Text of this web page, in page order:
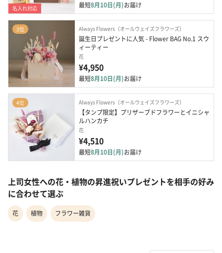
名入れ対応 最短8月10日(月)お届け
3位 Always Flowers（オールウェイズフラワーズ）
誕生日プレゼントに人気 - Flower BAG No.1 スウ
ィーティー
花
¥4,950
最短8月10日(月)お届け
4位 Always Flowers（オールウェイズフラワーズ）
【タンプ限定】プリザーブドフラワーとイニシャ
ルハンカチ
花
¥4,510
最短8月10日(月)お届け
上司女性への花・植物の昇進祝いプレゼントを相手の好み
に合わせて選ぶ
花 植物 フラワー雑貨